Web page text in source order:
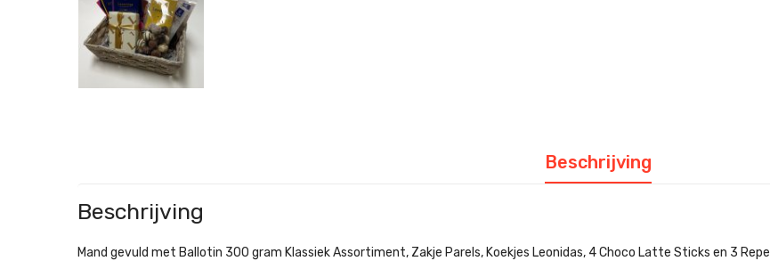
Beschrijving
Beschrijving
Mand gevuld met Ballotin 300 gram Klassiek Assortiment, Zakje Parels, Koekjes Leonidas, 4 Choco Latte Sticks en 3